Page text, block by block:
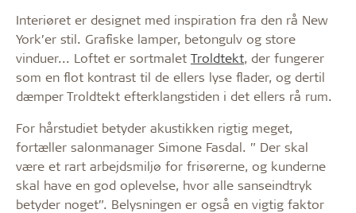
Interiøret er designet med inspiration fra den rå New
York’er stil. Grafiske lamper, betongulv og store
vinduer... Loftet er sortmalet Troldtekt, der fungerer
som en flot kontrast til de ellers lyse flader, og dertil
dæmper Troldtekt efterklangstiden i det ellers rå rum.
For hårstudiet betyder akustikken rigtig meget,
fortæller salonmanager Simone Fasdal. ” Der skal
være et rart arbejdsmiljø for frisørerne, og kunderne
skal have en god oplevelse, hvor alle sanseindtryk
betyder noget”. Belysningen er også en vigtig faktor